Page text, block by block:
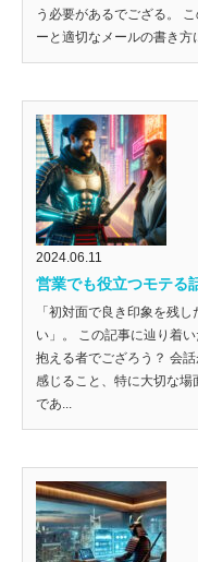
う必要があるでござる。
ーと適切なメールの書き方
2024.06.11
営業でも役立つモテる
「初対面で良き印象を残
い」。 この記事に辿り着
抱える者でござろう？ 会
感じること、特に大切な
であ...